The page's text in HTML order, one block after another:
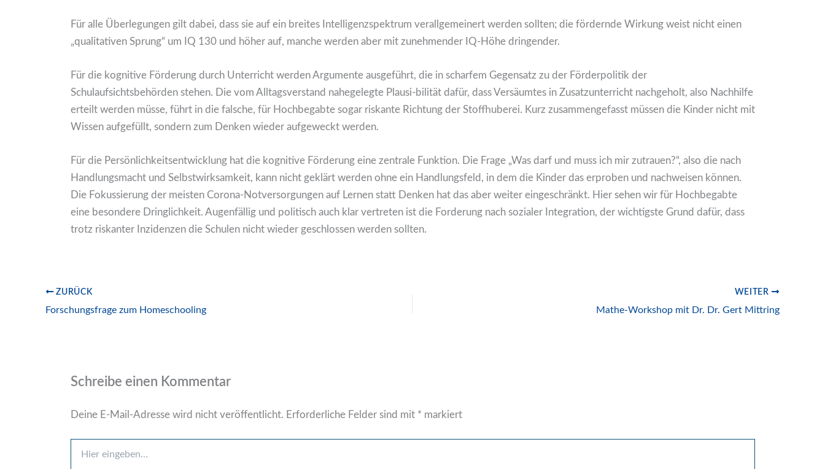
Für alle Überlegungen gilt dabei, dass sie auf ein breites Intelligenzspektrum verallgemeinert werden sollten; die fördernde Wirkung weist nicht einen
„qualitativen Sprung“ um IQ 130 und höher auf, manche werden aber mit zunehmender IQ-Höhe dringender.
Für die kognitive Förderung durch Unterricht werden Argumente ausgeführt, die in scharfem Gegensatz zu der Förderpolitik der
Schulaufsichtsbehörden stehen. Die vom Alltagsverstand nahegelegte Plausi-bilität dafür, dass Versäumtes in Zusatzunterricht nachgeholt, also Nachhilfe
erteilt werden müsse, führt in die falsche, für Hochbegabte sogar riskante Richtung der Stoffhuberei. Kurz zusammengefasst müssen die Kinder nicht mit
Wissen aufgefüllt, sondern zum Denken wieder aufgeweckt werden.
Für die Persönlichkeitsentwicklung hat die kognitive Förderung eine zentrale Funktion. Die Frage „Was darf und muss ich mir zutrauen?“, also die nach
Handlungsmacht und Selbstwirksamkeit, kann nicht geklärt werden ohne ein Handlungsfeld, in dem die Kinder das erproben und nachweisen können.
Die Fokussierung der meisten Corona-Notversorgungen auf Lernen statt Denken hat das aber weiter eingeschränkt. Hier sehen wir für Hochbegabte
eine besondere Dringlichkeit. Augenfällig und politisch auch klar vertreten ist die Forderung nach sozialer Integration, der wichtigste Grund dafür, dass
trotz riskanter Inzidenzen die Schulen nicht wieder geschlossen werden sollten.
ZURÜCK
Forschungsfrage zum Homeschooling
WEITER
Mathe-Workshop mit Dr. Dr. Gert Mittring
Schreibe einen Kommentar
Deine E-Mail-Adresse wird nicht veröffentlicht. Erforderliche Felder sind mit * markiert
eingeben…